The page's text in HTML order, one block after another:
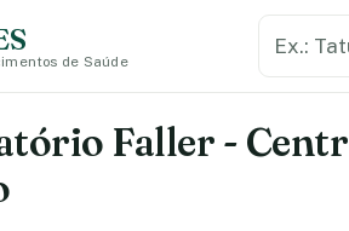
de Saúde
Faller -